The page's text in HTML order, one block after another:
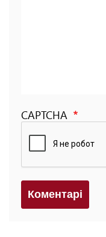
CAPTCHA
Коментарi